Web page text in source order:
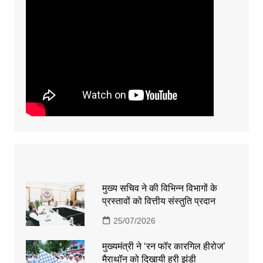
मुख्य सचिव ने की विभिन्न विभागों के
प्रस्तावों को वित्तीय संस्तुति प्रदान
25/07/2026
मुख्यमंत्री ने ‘रन फॉर कारगिल हीरोज’
मैराथॉन को दिखायी हरी झंडी